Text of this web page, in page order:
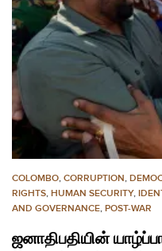
COLOMBO, CORRUPTION,
RIGHTS, HUMAN SECURITY,
AND GOVERNANCE, POST-WAR
ஜனாதிபதியின்